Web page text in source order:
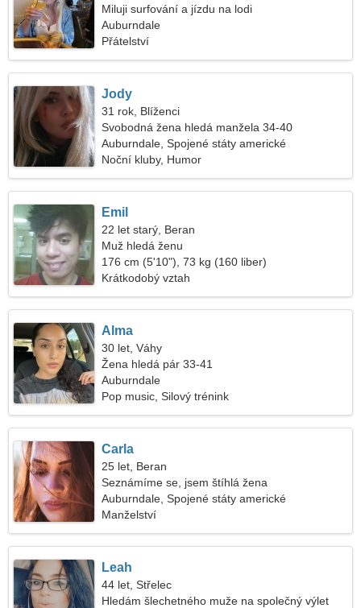
Miluji surfování a jízdu na lodi
Auburndale
Přátelství
Jody
31 rok, Blíženci
Svobodná žena hledá manžela 34-40
Auburndale, Spojené státy americké
Noční kluby, Humor
Emil
22 let starý, Beran
Muž hledá ženu
176 cm (5'10"), 73 kg (160 liber)
Krátkodobý vztah
Alma
30 let, Váhy
Žena hledá pár 33-41
Auburndale
Pop music, Silový trénink
Carla
25 let, Beran
Seznámíme se, jsem štíhlá žena
Auburndale, Spojené státy americké
Manželství
Leah
44 let, Střelec
Hledám šlechetného muže na společný výlet